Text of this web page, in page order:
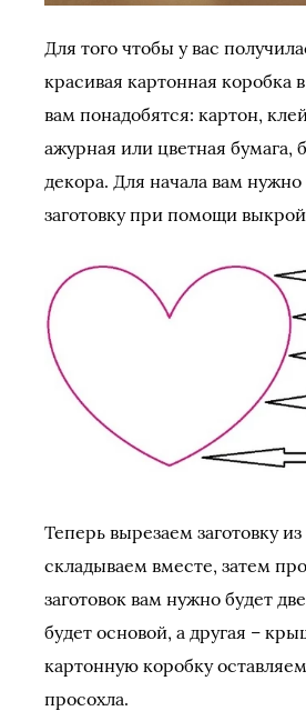
Для того чтобы у вас
красивая картонная коробка
вам понадобятся: картон,
ажурная или цветная бумага,
декора. Для начала вам нужно
заготовку при помощи
Теперь вырезаем заготовку
складываем вместе, затем
заготовок вам нужно будет
будет основой, а другая –
картонную коробку
просохла.